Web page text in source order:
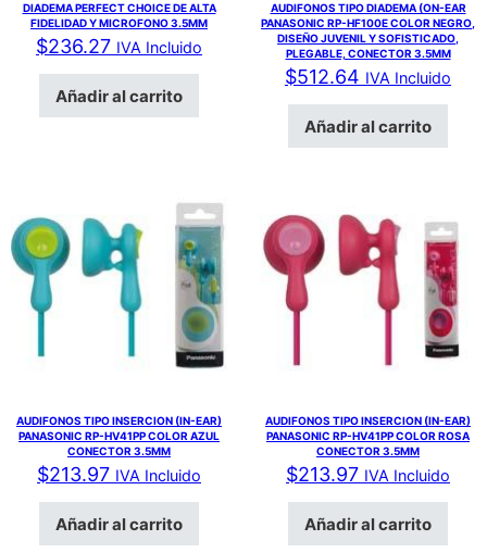
DIADEMA PERFECT CHOICE DE ALTA
FIDELIDAD Y MICROFONO 3.5MM
$236.27 IVA Incluido
Añadir al carrito
AUDIFONOS TIPO DIADEMA (ON-EAR
PANASONIC RP-HF100E COLOR NEGRO,
DISEÑO JUVENIL Y SOFISTICADO,
PLEGABLE, CONECTOR 3.5MM
$512.64 IVA Incluido
Añadir al carrito
AUDIFONOS TIPO INSERCION (IN-EAR)
PANASONIC RP-HV41PP COLOR AZUL
CONECTOR 3.5MM
$213.97 IVA Incluido
Añadir al carrito
AUDIFONOS TIPO INSERCION (IN-EAR)
PANASONIC RP-HV41PP COLOR ROSA
CONECTOR 3.5MM
$213.97 IVA Incluido
Añadir al carrito